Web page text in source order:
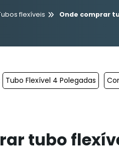
flexíveis Onde comprar
Tubo Flexível 4 Polegadas
tubo